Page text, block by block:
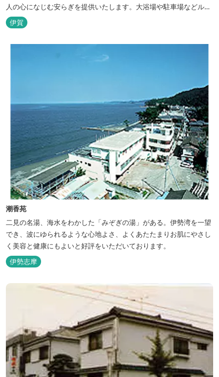
人の心になじむ安らぎを提供いたします。大浴場や駐車場などルー
トインホテルズの機能性や利便性はそのままに、穏やかな和のニュ
アンスを湛えた空間は、ビジネスにも観光にも、幅広くお役立てい
ただけるホテルです。
伊賀
潮香苑
二見の名湯、海水をわかした「みぞぎの湯」がある。伊勢湾を一望
でき、波にゆられるような心地よさ、よくあたたまりお肌にやさし
く美容と健康にもよいと好評をいただいております。
伊勢志摩